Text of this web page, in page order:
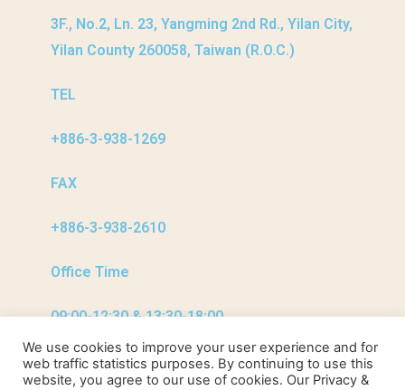
3F., No.2, Ln. 23, Yangming 2nd Rd., Yilan City,
Yilan County 260058, Taiwan (R.O.C.)
TEL
+886-3-938-1269​
FAX
+886-3-938-2610
Office Time
09:00-12:30 & 13:30-18:00
We use cookies to improve your user experience and for
web traffic statistics purposes. By continuing to use this
website, you agree to our use of cookies. Our Privacy &